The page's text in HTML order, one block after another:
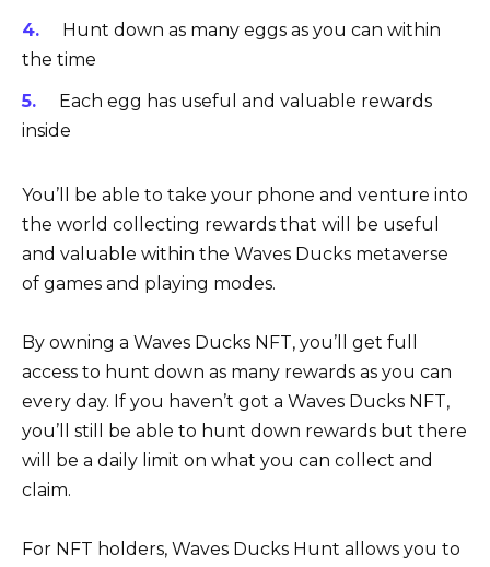
Hunt down as many eggs as you can within
the time
Each egg has useful and valuable rewards
inside
You’ll be able to take your phone and venture into
the world collecting rewards that will be useful
and valuable within the Waves Ducks metaverse
of games and playing modes.
By owning a Waves Ducks NFT, you’ll get full
access to hunt down as many rewards as you can
every day. If you haven’t got a Waves Ducks NFT,
you’ll still be able to hunt down rewards but there
will be a daily limit on what you can collect and
claim.
For NFT holders, Waves Ducks Hunt allows you to